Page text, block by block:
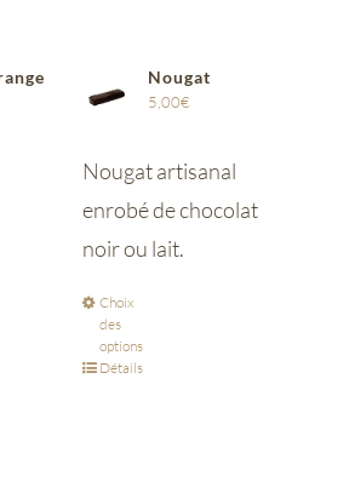
Nougat
5,00€
Nougat artisanal
enrobé de chocolat
noir ou lait.
Choix
des
options
Détails